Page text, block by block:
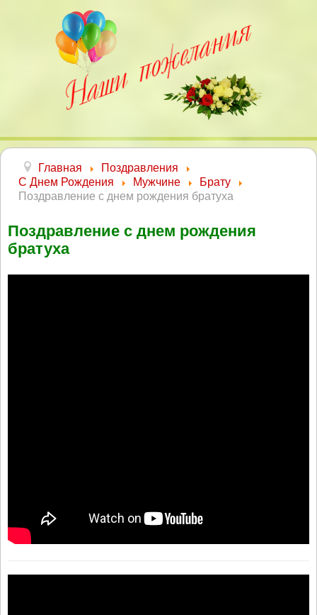
Главная
Поздравления
С Днем Рождения
Мужчине
Брату
Поздравление с днем рождения братуха
Поздравление с днем рождения
братуха